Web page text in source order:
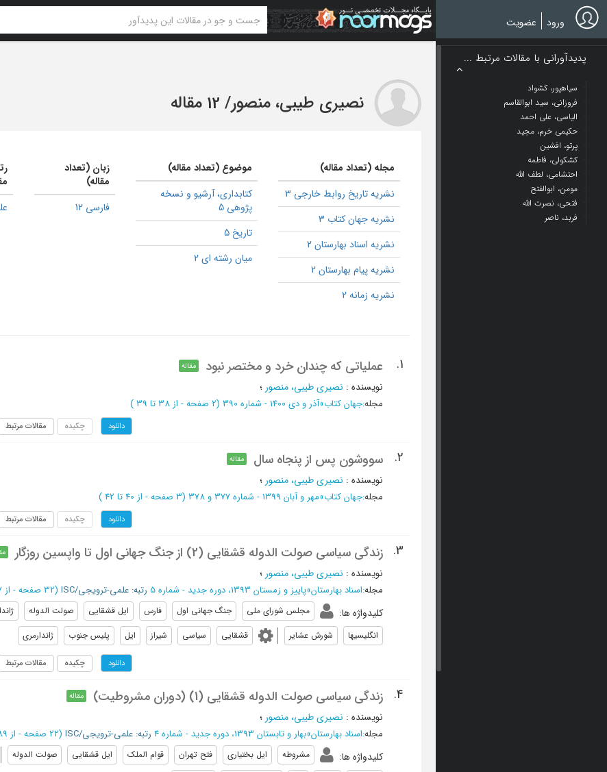
Skip
to
main
ورود عضویت
پدیدآورانی با مقالات مرتبط ...
سیاهپور، کشواد
فروزانی، سید ابوالقاسم
الیاسی، علی احمد
حکیمی خرم، مجید
پرتو، افشین
کشکولی، فاطمه
احتشامی، لطف الله
مومن، ابوالفتح
فتحی، نصرت الله
فربد، ناصر
نصیری طیبی، منصور/ 12 مقاله
مجله (تعداد مقاله)
نشریه تاریخ روابط خارجی 3
نشریه جهان کتاب 3
نشریه اسناد بهارستان 2
نشریه پیام بهارستان 2
نشریه زمانه 2
موضوع (تعداد مقاله)
كتابداری، آرشیو و نسخه
پژوهی 5
تاریخ 5
میان رشته ای 2
زبان (تعداد
مقاله)
فارسی 12
1. عملیاتی که چندان خرد و مختصر نبود مقاله
نویسنده : نصیری طیبی، منصور ؛
مجله:جهان کتاب»آذر و دی 1400 - شماره 390 (‎2 صفحه - از 38 تا 39 )
دانلود چکیده مقالات مرتبط
2. سووشون پس از پنجاه سال مقاله
نویسنده : نصیری طیبی، منصور ؛
مجله:جهان کتاب»مهر و آبان 1399 - شماره 377 و 378 (‎3 صفحه - از 40 تا 42 )
دانلود چکیده مقالات مرتبط
3. زندگی سیاسی صولت الدوله قشقایی (2) از جنگ جهانی اول تا واپسین روزگار
نویسنده : نصیری طیبی، منصور ؛
مجله:اسناد بهارستان»پاییز و زمستان 1393، دوره جدید - شماره 5 رتبه: علمی-ترویجی/ISC (‎32 صفحه - از 97 تا 128
کلیدواژه ها: مجلس شورای ملی جنگ جهانی اول فارس ایل قشقایی صولت الدوله
انگلیسیها
شورش عشایر قشقایی سیاسی شیراز ایل پلیس جنوب ژاندارمری
دانلود چکیده مقالات مرتبط
4. زندگی سیاسی صولت الدوله قشقایی (1) (دوران مشروطیت) مقاله
نویسنده : نصیری طیبی، منصور ؛
مجله:اسناد بهارستان»بهار و تابستان 1393، دوره جدید - شماره 4 رتبه: علمی-ترویجی/ISC (‎22 صفحه - از 89 تا 110
کلیدواژه ها: مشروطه ایل بختیاری فتح تهران قوام الملک ایل قشقایی
صولت الدوله